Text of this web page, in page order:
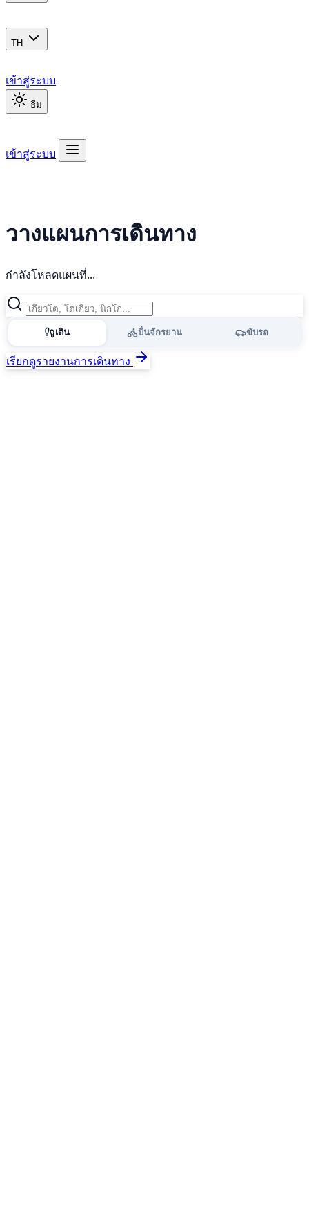
TH
เข้าสู่ระบบ
ธีม
เข้าสู่ระบบ
วางแผนการเดินทาง
กำลังโหลดแผนที่...
เดิน ปั่นจักรยาน ขับรถ
เรียกดูรายงานการเดินทาง